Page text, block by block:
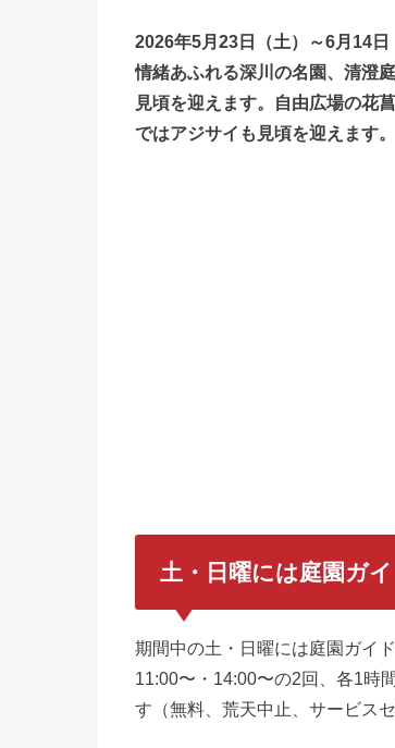
2026年5月23日（土）～6月14日
情緒あふれる深川の名園、清澄
見頃を迎えます。自由広場の花
ではアジサイも見頃を迎えます。
土・日曜には庭園ガ
期間中の土・日曜には庭園ガイド
11:00〜・14:00〜の2回、各1時
す（無料、荒天中止、サービス